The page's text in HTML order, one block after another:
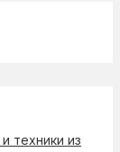
техники из